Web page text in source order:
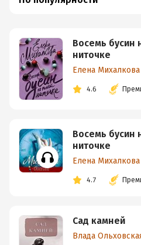
Восемь бусин
ниточке
Елена Михалкова
4.6
Восемь бусин
ниточке
Елена Михалкова
4.7
Сад камней
Влада